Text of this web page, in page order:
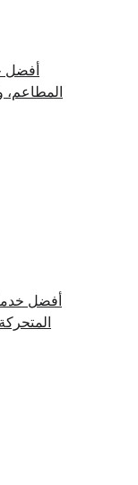
أفضل
المطاعم،
أفضل